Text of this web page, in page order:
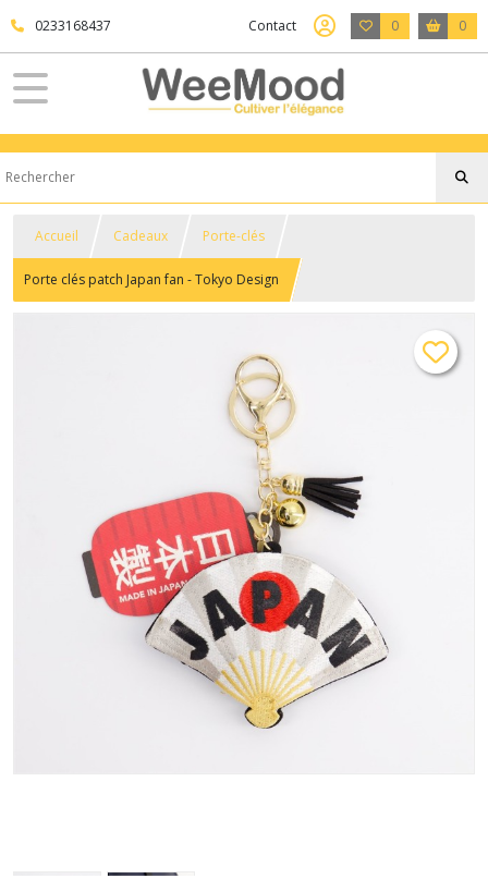
0233168437 Contact 0 0
Accueil Cadeaux Porte-clés
Porte clés patch Japan fan - Tokyo Design